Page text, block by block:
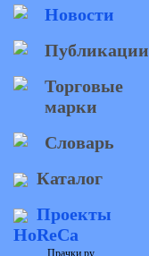
Новости
Публикации
Торговые
марки
Словарь
Каталог
Проекты
HoReCa
Прачки.ру